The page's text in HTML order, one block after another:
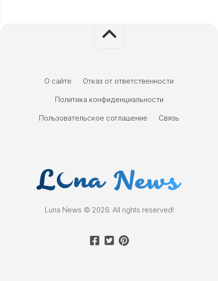
О сайте
Отказ от ответственности
Политика конфиденциальности
Пользовательское соглашение
Связь
Luna News © 2026. All rights reserved!